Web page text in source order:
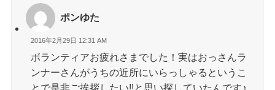
ポンゆた
2016年2月29日 12:31 AM
ボランティアお疲れさまでした！実はおっさんラ
ンナーさんがうちの近所にいらっしゃるというこ
とで是非ご挨拶したい!!と思い探していたんです♪